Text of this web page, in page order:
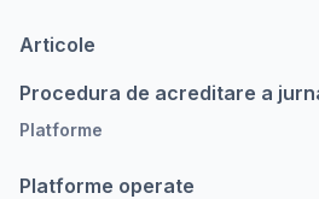
Articole
Procedura de acreditare a
Platforme
Platforme operate